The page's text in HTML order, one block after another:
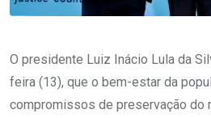
O presidente Luiz Inácio Lula da
feira (13), que o bem-estar da
compromissos de preservação do